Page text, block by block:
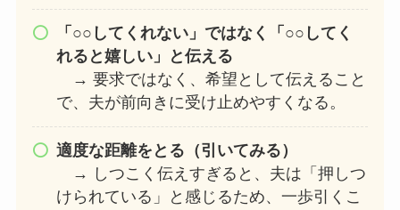
「○○してくれない」ではなく「○○してく
れると嬉しい」と伝える
→ 要求ではなく、希望として伝えること
で、夫が前向きに受け止めやすくなる。
適度な距離をとる（引いてみる）
→ しつこく伝えすぎると、夫は「押しつ
けられている」と感じるため、一歩引くこ